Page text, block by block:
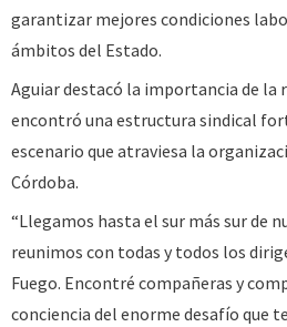
garantizar mejores condiciones
ámbitos del Estado.
Aguiar destacó la importancia de la
encontró una estructura sindical
escenario que atraviesa la
Córdoba.
“Llegamos hasta el sur más sur de
reunimos con todas y todos los
Fuego. Encontré compañeras y
conciencia del enorme desafío que